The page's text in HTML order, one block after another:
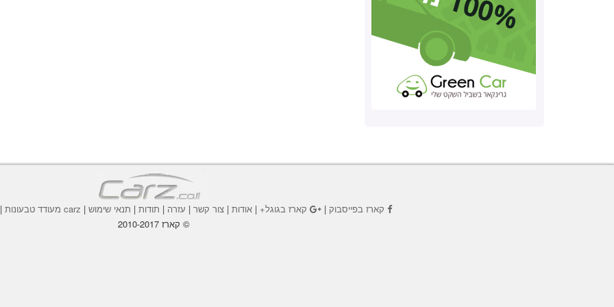
קארז בפייסבוק | קארז בגוגל+ | אודות | צור קשר | עזרה | תודות | תנאי שימוש | carz מעודד טבעונות |
© קארז 2010-2017